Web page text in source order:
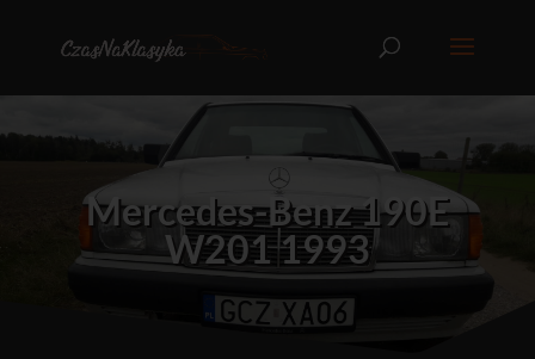
Mercedes-Benz 190E
W201 1993